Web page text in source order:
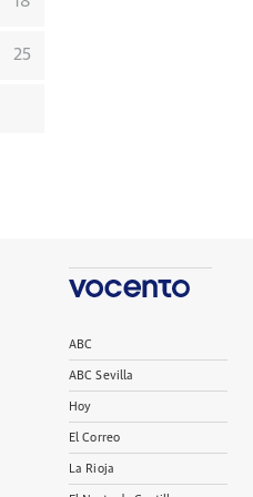
25
ABC
ABC Sevilla
Hoy
El Correo
La Rioja